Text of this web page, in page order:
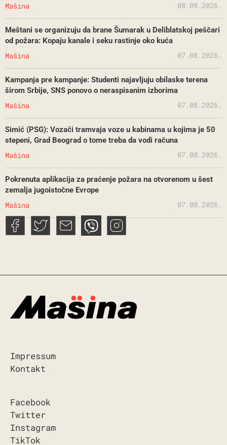
Mašina 08.08.2026.
Meštani se organizuju da brane Šumarak u Deliblatskoj peščari
od požara: Kopaju kanale i seku rastinje oko kuća
Mašina 07.08.2026.
Kampanja pre kampanje: Studenti najavljuju obilaske terena
širom Srbije, SNS ponovo o neraspisanim izborima
Mašina 07.08.2026.
Simić (PSG): Vozači tramvaja voze u kabinama u kojima je 50
stepeni, Grad Beograd o tome treba da vodi računa
Mašina 07.08.2026.
Pokrenuta aplikacija za praćenje požara na otvorenom u šest
zemalja jugoistočne Evrope
Mašina 07.08.2026.
Impressum
Kontakt
Facebook
Twitter
Instagram
TikTok